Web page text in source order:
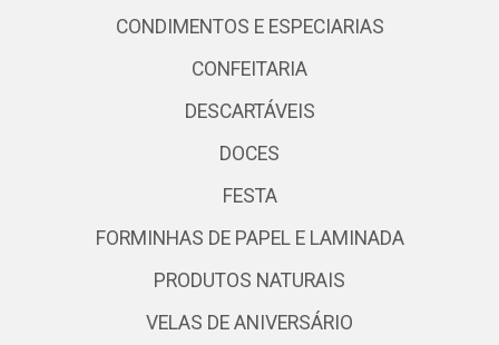
CONDIMENTOS E ESPECIARIAS
CONFEITARIA
DESCARTÁVEIS
DOCES
FESTA
FORMINHAS DE PAPEL E LAMINADA
PRODUTOS NATURAIS
VELAS DE ANIVERSÁRIO